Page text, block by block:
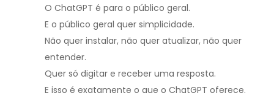
O ChatGPT é para o público geral.
E o público geral quer simplicidade.
Não quer instalar, não quer atualizar, não quer
entender.
Quer só digitar e receber uma resposta.
E isso é exatamente o que o ChatGPT oferece.